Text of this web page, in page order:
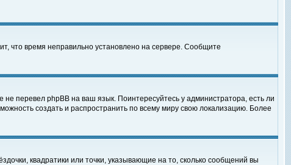
что время неправильно установлено на сервере. Сообщите
перевел phpBB на ваш язык. Поинтересуйтесь у администратора, есть ли
создать и распространить по всему миру свою локализацию. Более
квадратики или точки, указывающие на то, сколько сообщений вы